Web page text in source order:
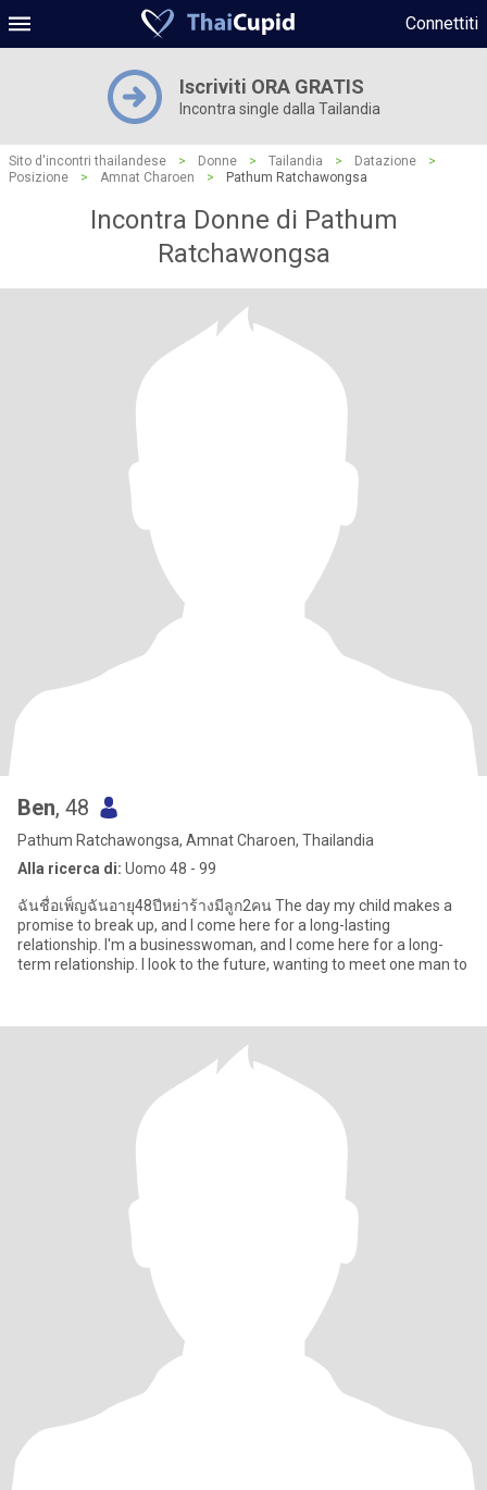
Connettiti
Iscriviti ORA GRATIS
Incontra single dalla Tailandia
Sito d'incontri thailandese > Donne > Tailandia > Datazione
>
Posizione
> Amnat Charoen > Pathum Ratchawongsa
Incontra Donne di Pathum
Ratchawongsa
Ben, 48
Pathum Ratchawongsa, Amnat Charoen, Thailandia
Alla ricerca di: Uomo 48 - 99
ฉันชื่อเพ็ญฉันอายุ48ปีหย่าร้างมีลูก2คน The day my child makes a
promise to break up, and I come here for a long-lasting
relationship. I'm a businesswoman, and I come here for a long-
term relationship. I look to the future, wanting to meet one man to